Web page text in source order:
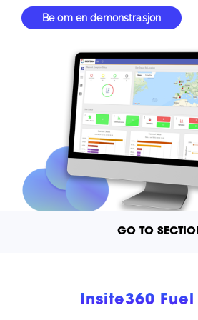
Be om en demonstrasjon
GO TO
Insite360 Fuel